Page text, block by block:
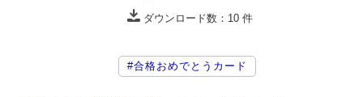
ダウンロード数： 10件
#合格おめでとうカード